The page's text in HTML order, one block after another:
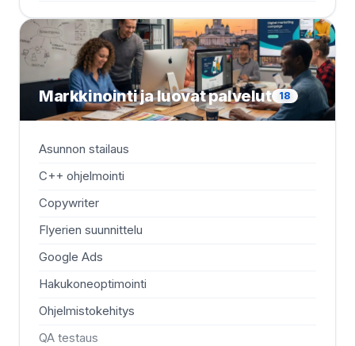
Markkinointi ja luovat palvelut 18
Asunnon stailaus
C++ ohjelmointi
Copywriter
Flyerien suunnittelu
Google Ads
Hakukoneoptimointi
Ohjelmistokehitys
QA testaus